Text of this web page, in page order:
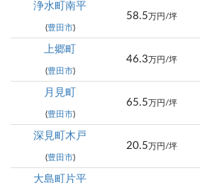
浄水町南平
(豊田市)
58.5 万円/坪
上郷町
(豊田市)
46.3 万円/坪
月見町
(豊田市)
65.5 万円/坪
深見町木戸
(豊田市)
20.5 万円/坪
大島町片平